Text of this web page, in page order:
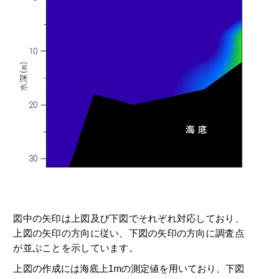
図中の矢印は上図及び下図でそれぞれ対応しており、
上図の矢印の方向に従い、下図の矢印の方向に調査点
が並ぶことを示しています。
上 図の作成には海底上1mの測定値を用いており、下図